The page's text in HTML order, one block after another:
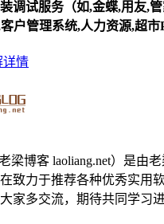
调试服务（如,金蝶,用友,
户管理系统,人力资源,超市
详情
梁博客 laoliang.net）是由
致力于推荐各种优秀实用
家多交流，期待共同学习进